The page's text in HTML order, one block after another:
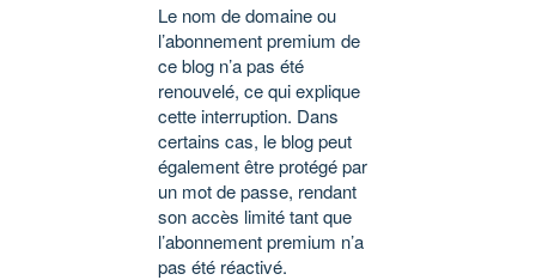
Le nom de domaine ou
l’abonnement premium de
ce blog n’a pas été
renouvelé, ce qui explique
cette interruption. Dans
certains cas, le blog peut
également être protégé par
un mot de passe, rendant
son accès limité tant que
l’abonnement premium n’a
pas été réactivé.